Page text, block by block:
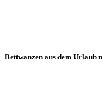
Bettwanzen aus dem Urlaub